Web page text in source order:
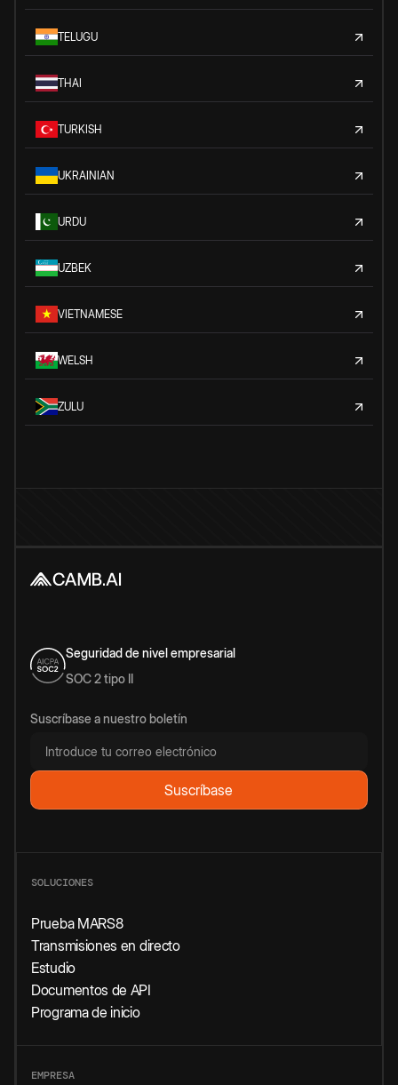
TELUGU
THAI
TURKISH
UKRAINIAN
URDU
UZBEK
VIETNAMESE
WELSH
ZULU
Seguridad de nivel empresarial
SOC 2 tipo II
Suscríbase a nuestro boletín
SOLUCIONES
Prueba MARS8
Transmisiones en directo
Estudio
Documentos de API
Programa de inicio
EMPRESA